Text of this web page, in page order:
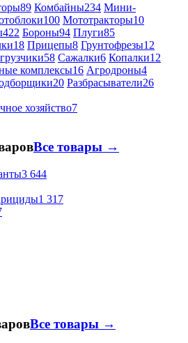
89 Комбайны234 Мини-
100 Мототракторы10
422 Бороны94 Плуги85
18 Прицепы8 Грунтофрезы12
58 Сажалки6 Копалки12
комплексы16 Агродроны4
20 Разбрасыватели26
хозяйство7
Все товары →
3 644
1 317
Все товары →